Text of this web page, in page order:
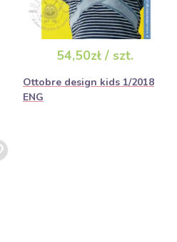
54,50zł / szt.
Ottobre design kids 1/2018
ENG